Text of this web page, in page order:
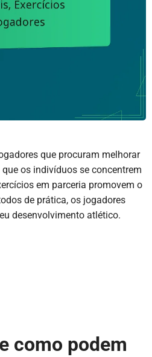
que procuram melhorar
os indivíduos se concentrem
em parceria promovem o
de prática, os jogadores
desenvolvimento atlético.
como podem